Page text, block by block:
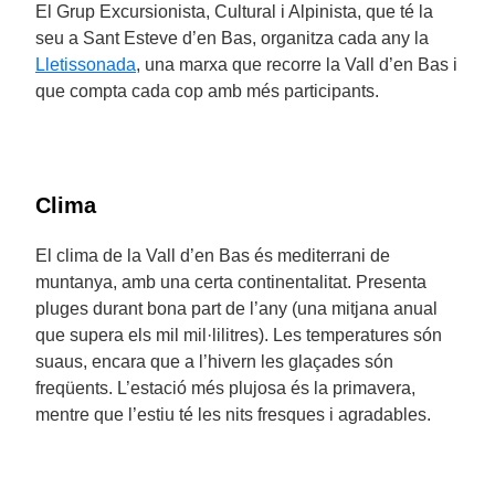
El Grup Excursionista, Cultural i Alpinista, que té la
seu a Sant Esteve d’en Bas, organitza cada any la
Lletissonada, una marxa que recorre la Vall d’en Bas i
que compta cada cop amb més participants.
Clima
El clima de la Vall d’en Bas és mediterrani de
muntanya, amb una certa continentalitat. Presenta
pluges durant bona part de l’any (una mitjana anual
que supera els mil mil·lilitres). Les temperatures són
suaus, encara que a l’hivern les glaçades són
freqüents. L’estació més plujosa és la primavera,
mentre que l’estiu té les nits fresques i agradables.